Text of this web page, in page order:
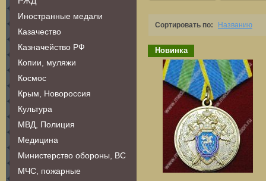
Иностранные медали
Казачество
Казначейство РФ
Копии, муляжи
Космос
Крым, Новороссия
Культура
МВД, Полиция
Медицина
Министерство обороны, ВС
МЧС, пожарные
Сортировать по: Названию
Новинка